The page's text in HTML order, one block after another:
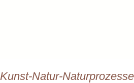
Kunst-Natur-Naturprozesse